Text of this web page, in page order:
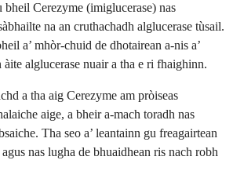
bheil Cerezyme (imiglucerase) nas
na an cruthachadh alglucerase tùsail.
a’ mhòr-chuid de dhotairean a-nis a’
àite alglucerase nuair a tha e ri fhaighinn.
a tha aig Cerezyme am pròiseas
aige, a bheir a-mach toradh nas
Tha seo a’ leantainn gu freagairtean
nas lugha de bhuaidhean ris nach robh